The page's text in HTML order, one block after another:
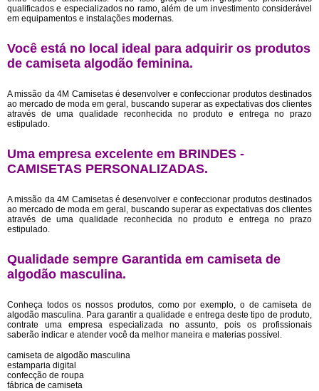
qualificados e especializados no ramo, além de um investimento considerável
em equipamentos e instalações modernas.
Você está no local ideal para adquirir os produtos
de camiseta algodão feminina.
A missão da 4M Camisetas é desenvolver e confeccionar produtos destinados
ao mercado de moda em geral, buscando superar as expectativas dos clientes
através de uma qualidade reconhecida no produto e entrega no prazo
estipulado.
Uma empresa excelente em BRINDES -
CAMISETAS PERSONALIZADAS.
A missão da 4M Camisetas é desenvolver e confeccionar produtos destinados
ao mercado de moda em geral, buscando superar as expectativas dos clientes
através de uma qualidade reconhecida no produto e entrega no prazo
estipulado.
Qualidade sempre Garantida em camiseta de
algodão masculina.
Conheça todos os nossos produtos, como por exemplo, o de camiseta de
algodão masculina. Para garantir a qualidade e entrega deste tipo de produto,
contrate uma empresa especializada no assunto, pois os profissionais
saberão indicar e atender você da melhor maneira e materias possível.
camiseta de algodão masculina
estamparia digital
confecção de roupa
fábrica de camiseta